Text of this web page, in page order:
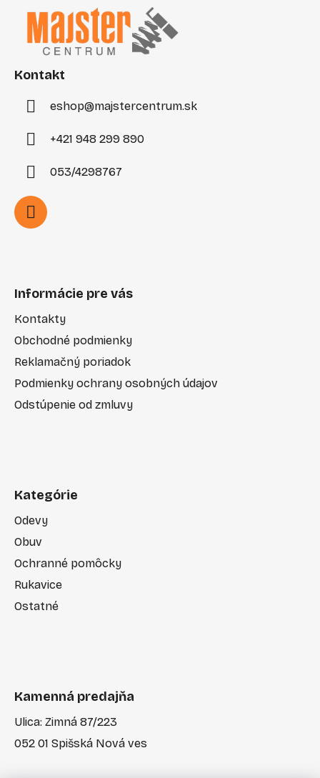
Kontakt
eshop@majstercentrum.sk
+421 948 299 890
053/4298767
Informácie pre vás
Kontakty
Obchodné podmienky
Reklamačný poriadok
Podmienky ochrany osobných údajov
Odstúpenie od zmluvy
Kategórie
Odevy
Obuv
Ochranné pomôcky
Rukavice
Ostatné
Kamenná predajňa
Ulica: Zimná 87/223
052 01 Spišská Nová ves